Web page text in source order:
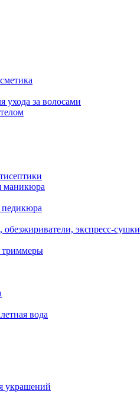
ухода за волосами
маникюра
экспресс-сушки
триммеры
вода
украшений